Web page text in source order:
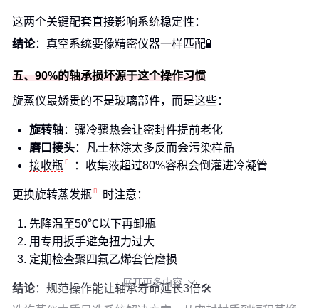
这两个关键配套直接影响系统稳定性：
结论：真空系统要像精密仪器一样匹配🧪
五、90%的轴承损坏源于这个操作习惯
旋蒸仪最娇贵的不是玻璃部件，而是这些：
旋转轴：骤冷骤热会让密封件提前老化
磨口接头：凡士林涂太多反而会污染样品
接收瓶
：收集液超过80%容积会倒灌进冷凝管
更换旋转蒸发瓶 时注意：
先降温至50℃以下再卸瓶
用专用扳手避免扭力过大
定期检查聚四氟乙烯套管磨损
结论：规范操作能让轴承寿命延长3倍🛠️
展开更多内容 